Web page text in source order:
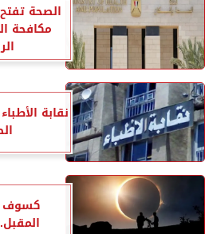
الصحة
مكافحة
نقابة
كسوف